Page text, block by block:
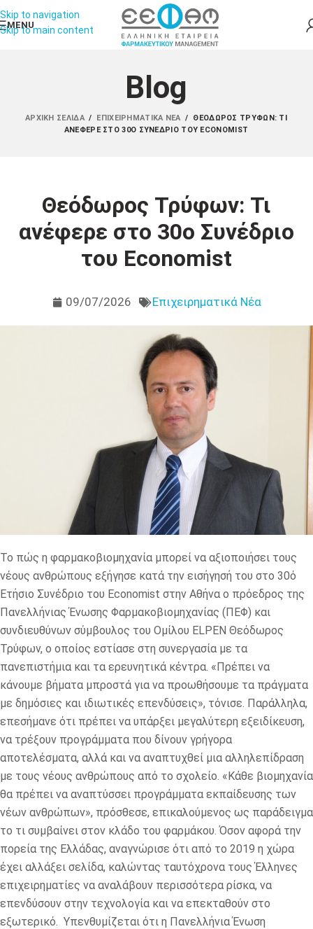
Skip to navigation
Skip to main content
MENU
Blog
ΑΡΧΙΚΉ ΣΕΛΊΔΑ / ΕΠΙΧΕΙΡΗΜΑΤΙΚΆ ΝΈΑ /
ΘΕΌΔΩΡΟΣ ΤΡΎΦΩΝ: ΤΙ
ΑΝΈΦΕΡΕ ΣΤΟ 30Ο ΣΥΝΈΔΡΙΟ ΤΟΥ ECONOMIST
Θεόδωρος Τρύφων: Τι
ανέφερε στο 30ο Συνέδριο
του Economist
09/07/2026 Επιχειρηματικά Νέα
Το πώς η φαρμακοβιομηχανία μπορεί να αξιοποιήσει τους
νέους ανθρώπους εξήγησε κατά την εισήγησή του στο 30ό
Ετήσιο Συνέδριο του Economist στην Αθήνα ο πρόεδρος της
Πανελλήνιας Ένωσης Φαρμακοβιομηχανίας (ΠΕΦ) και
συνδιευθύνων σύμβουλος του Ομίλου ELPEN Θεόδωρος
Τρύφων, ο οποίος εστίασε στη συνεργασία με τα
πανεπιστήμια και τα ερευνητικά κέντρα. «Πρέπει να
κάνουμε βήματα μπροστά για να προωθήσουμε τα πράγματα
με δημόσιες και ιδιωτικές επενδύσεις», τόνισε. Παράλληλα,
επεσήμανε ότι πρέπει να υπάρξει μεγαλύτερη εξειδίκευση,
να τρέξουν προγράμματα που δίνουν γρήγορα
αποτελέσματα, αλλά και να αναπτυχθεί μια αλληλεπίδραση
με τους νέους ανθρώπους από το σχολείο. «Κάθε βιομηχανία
θα πρέπει να αναπτύσσει προγράμματα εκπαίδευσης των
νέων ανθρώπων», πρόσθεσε, επικαλούμενος ως παράδειγμα
το τι συμβαίνει στον κλάδο του φαρμάκου. Όσον αφορά την
πορεία της Ελλάδας, αναγνώρισε ότι από το 2019 η χώρα
έχει αλλάξει σελίδα, καλώντας ταυτόχρονα τους Έλληνες
επιχειρηματίες να αναλάβουν περισσότερα ρίσκα, να
επενδύσουν στην τεχνολογία και να επεκταθούν στο
εξωτερικό. Υπενθυμίζεται ότι η Πανελλήνια Ένωση